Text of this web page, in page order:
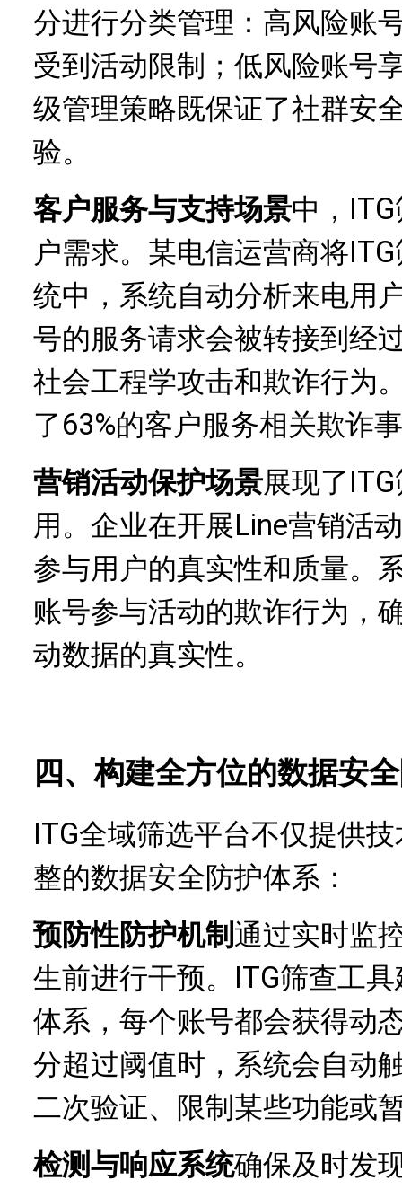
分进行分类管理：高风险账
受到活动限制；低风险账号
级管理策略既保证了社群安
验。
客户服务与支持场景中，
户需求。某电信运营商将
统中，系统自动分析来电用
号的服务请求会被转接到经
社会工程学攻击和欺诈行为
了63%的客户服务相关欺诈
营销活动保护场景展现了
用。企业在开展Line营销活
参与用户的真实性和质量。
账号参与活动的欺诈行为，
动数据的真实性。
四、构建全方位的数据安
ITG全域筛选平台不仅提供
整的数据安全防护体系：
预防性防护机制 通过实时监
生前进行干预。ITG筛查工
体系，每个账号都会获得动
分超过阈值时，系统会自动
二次验证、限制某些功能或
检测与响应系统确保及时发